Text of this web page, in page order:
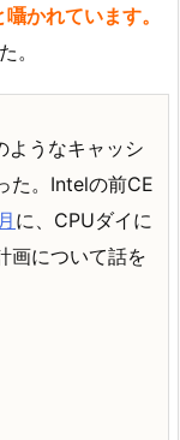
かれています。
。
うなキャッシ
た。Intelの前CE
に、CPUダイに
画について話を